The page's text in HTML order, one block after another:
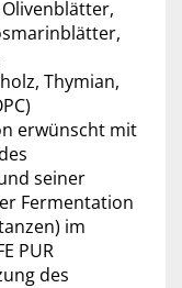
Thymian,
erwünscht mit
seiner
Fermentation
im
PUR
des